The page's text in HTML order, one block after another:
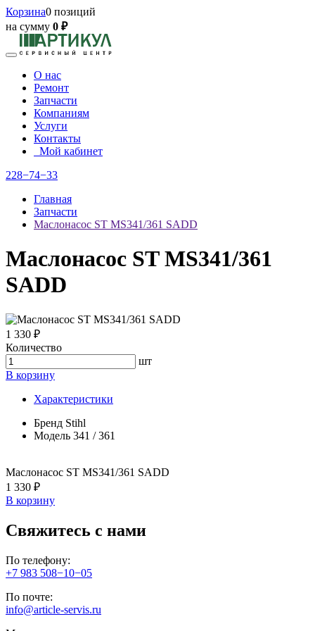
Корзина0 позиций
на сумму 0 ₽
О нас
Ремонт
Запчасти
Компаниям
Услуги
Контакты
Мой кабинет
228−74−33
Главная
Запчасти
Маслонасос ST MS341/361 SADD
Маслонасос ST MS341/361
SADD
1 330 ₽
Количество
шт
В корзину
Характеристики
Бренд Stihl
Модель 341 / 361
Маслонасос ST MS341/361 SADD
1 330 ₽
В корзину
Свяжитесь с нами
По телефону:
+7 983 508−10−05
По почте:
info@article-servis.ru